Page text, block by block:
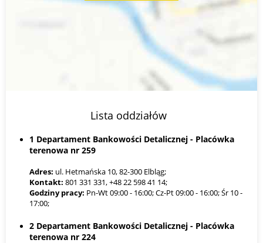
Lista oddziałów
1 Departament Bankowości Detalicznej - Placówka
terenowa nr 259
Adres: ul. Hetmańska 10, 82-300 Elbląg;
Kontakt: 801 331 331, +48 22 598 41 14;
Godziny pracy: Pn-Wt 09:00 - 16:00; Cz-Pt 09:00 - 16:00; Śr 10 -
17:00;
2 Departament Bankowości Detalicznej - Placówka
terenowa nr 224